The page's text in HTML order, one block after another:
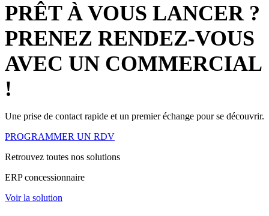
PRÊT À VOUS LANCER ?
PRENEZ RENDEZ-VOUS
AVEC UN COMMERCIAL
!
Une prise de contact rapide et un premier échange pour se découvrir.
PROGRAMMER UN RDV
Retrouvez toutes nos solutions
ERP concessionnaire
Voir la solution